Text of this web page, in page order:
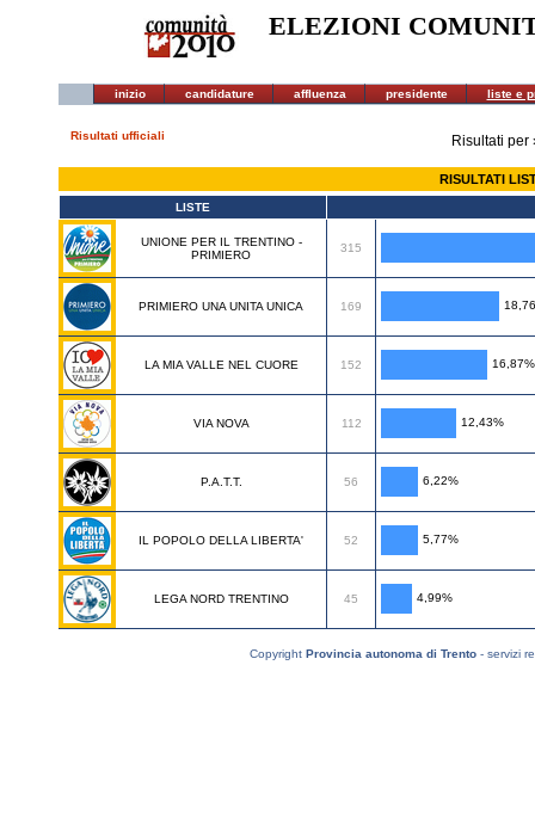
ELEZIONI
inizio candidature affluenza presidente liste e
Risultati ufficiali Risultati
RISULTATI
LISTE
UNIONE PER IL TRENTINO -
PRIMIERO
315
PRIMIERO UNA UNITA UNICA 169
LA MIA VALLE NEL CUORE 152 16,87%
VIA NOVA 112 12,43%
P.A.T.T. 56 6,22%
IL POPOLO DELLA LIBERTA' 52 5,77%
LEGA NORD TRENTINO 45 4,99%
Copyright Provincia autonoma di Trento - servizi